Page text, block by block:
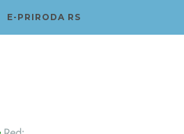
E-PRIRODA RS